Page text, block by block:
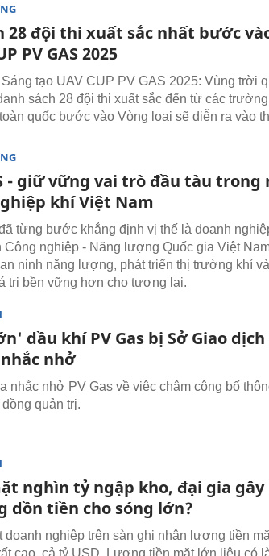
28 đội thi xuất sắc nhất bước
PV GAS 2025
Sáng tạo UAV CUP PV GAS 2025: Vùng trời
sách 28 đội thi xuất sắc đến từ các
quốc bước vào Vòng loại sẽ diễn ra vào
- giữ vững vai trò đầu tàu trong
khí Việt Nam
từng bước khẳng định vị thế là doanh
Công nghiệp - Năng lượng Quốc gia Việt
ninh năng lượng, phát triển thị trường khí
trị bền vững hơn cho tương lai.
dầu khí PV Gas bị Sở Giao
nhở
nhắc nhở PV Gas về việc chậm công bố
quản trị.
nghìn tỷ ngập kho, đại gia
dồn tiền cho sóng lớn?
doanh nghiệp trên sàn ghi nhận lượng tiền
cao, cả tỷ USD. Lượng tiền mặt lớn liệu có